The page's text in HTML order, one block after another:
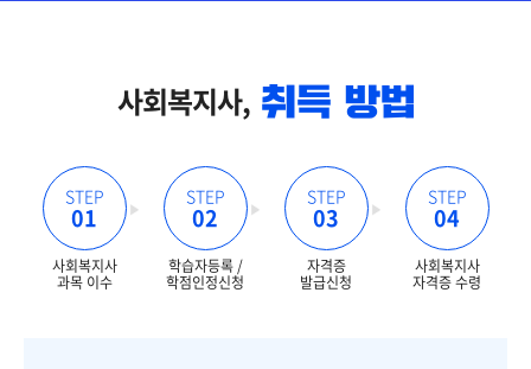
사회복지사,
STEP
01
사회복지사
과목 이수
STEP
02
학습자등록 /
학점인정신청
STEP
03
자격증
발급신청
STEP
04
사회복지사
자격증 수령